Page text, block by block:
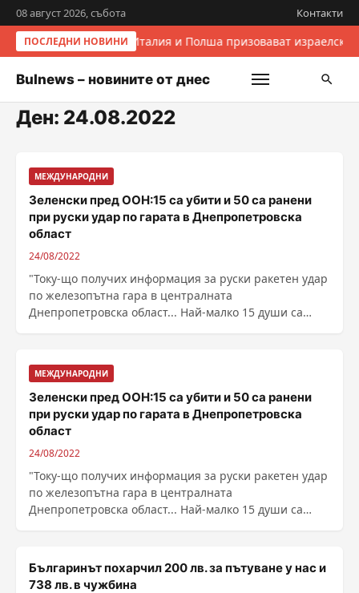
08 август 2026, събота Контакти
ПОСЛЕДНИ НОВИНИ Италия и Полша призовават
Bulnews – новините от днес
Ден: 24.08.2022
МЕЖДУНАРОДНИ
Зеленски пред ООН:15 са убити и 50 са ранени
при руски удар по гарата в Днепропетровска
област
24/08/2022
"Току-що получих информация за руски ракетен удар
по железопътна гара в централната
Днепропетровска област... Най-малко 15 души са
МЕЖДУНАРОДНИ
Зеленски пред ООН:15 са убити и 50 са ранени
при руски удар по гарата в Днепропетровска
област
24/08/2022
"Току-що получих информация за руски ракетен удар
по железопътна гара в централната
Днепропетровска област... Най-малко 15 души са
Българинът похарчил 200 лв. за пътуване у нас и
738 лв. в чужбина